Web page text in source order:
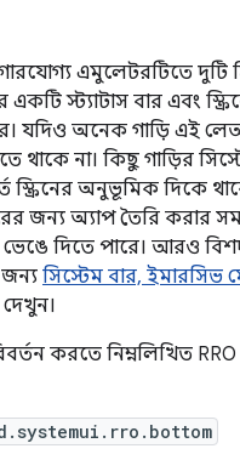
এমুলেটরটিতে দুটি
একটি স্ট্যাটাস বার এবং
যদিও অনেক গাড়ি এই
থাকে না। কিছু গাড়ির
স্ক্রিনের অনুভূমিক দিকে
জন্য অ্যাপ তৈরি করার
দিতে পারে। আরও
জন্য সিস্টেম বার, ইমারসিভ
দেখুন।
করতে নিম্নলিখিত